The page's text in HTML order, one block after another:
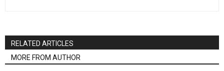
RELATED ARTICLES
MORE FROM AUTHOR